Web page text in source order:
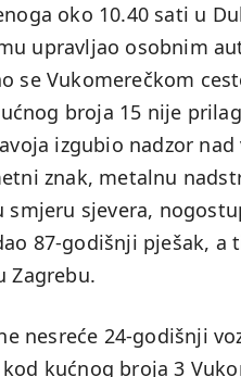
oko 10.40 sati u
upravljao osobnim
se Vukomerečkom
broja 15 nije
izgubio nadzor
znak, metalnu
smjeru sjevera,
87-godišnji pješak, a
Zagrebu.
nesreće 24-godišnji
kućnog broja 3